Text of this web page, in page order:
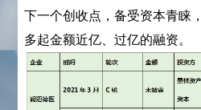
下一个创收点，备受资本青睐
多起金额近亿、过亿的融资。